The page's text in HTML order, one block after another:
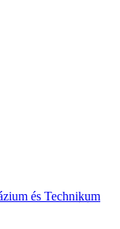
és Technikum